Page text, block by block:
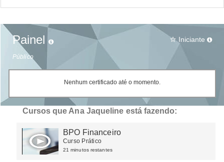
Painel
Público
star_border Iniciante
Nenhum certificado até o momento.
Cursos que Ana Jaqueline está fazendo:
BPO Financeiro
Curso Prático
21 minutos restantes